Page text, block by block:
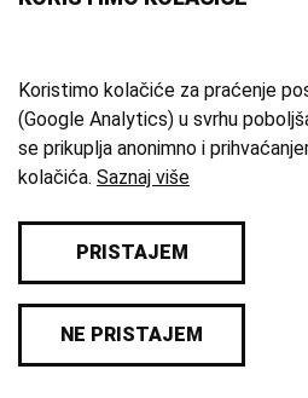
vrijeme
izrade:
19. st.
zbirka: Zbirka
© 2026 Samoborski muzej
Koristimo kolačiće za praćenje
(Google Analytics) u svrhu
se prikuplja anonimno i
kolačića. Saznaj više
PRISTAJEM
NE PRISTAJEM